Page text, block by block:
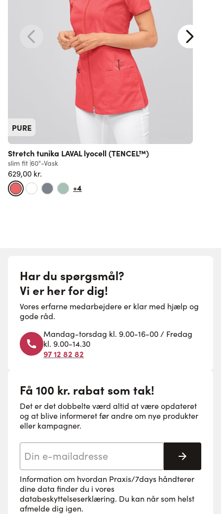
PURE
Stretch tunika LAVAL lyocell (TENCEL™)
slim fit 60°-Vask
629,00 kr.
+4
Har du spørgsmål?
Vi er her for dig!
Vores erfarne medarbejdere er klar med hjælp og
gode råd.
Mandag-torsdag kl. 9.00-16-00 / Fredag
kl. 9.00-14.30
97 12 82 82
Få 100 kr. rabat som tak!
Det er det dobbelte værd altid at være opdateret
og at blive informeret før andre om nye produkter
eller kampagner.
Tilmeld
Information om hvordan Praxis/7days håndterer
dine data finder du i vores
databeskyttelseserklæring. Du kan når som helst
afmelde dig igen.